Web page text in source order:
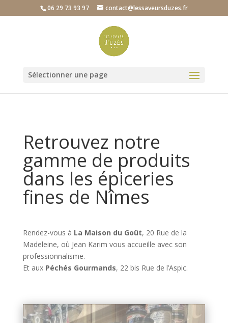
06 29 73 93 97 contact@lessaveursduzes.fr
Sélectionner une page
Retrouvez notre
gamme de produits
dans les épiceries
fines de Nîmes
Rendez-vous à La Maison du Goût, 20 Rue de la
Madeleine, où Jean Karim vous accueille avec son
professionnalisme.
Et aux Péchés Gourmands, 22 bis Rue de l’Aspic.